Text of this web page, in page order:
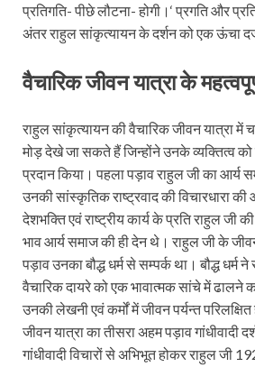
प्रतिगति- पीछे लौटना- होगी।‘ प्रगति और
अंतर राहुल सांकृत्यायन के दर्शन को एक ऊंचा
वैचारिकजीवन यात्राके
राहुल सांकृत्यायन की वैचारिकजीवन यात्रा में
मोड़ देखे जा सकते हैं जिन्होंने उनके व्यक्तित्व
प्रदान किया। पहला पड़ाव राहुल जी का आर्य
उनकी सांस्कृतिक राष्ट्रवाद की विचारधारा
देशभक्ति एवं राष्ट्रीय कार्य के प्रति राहुल जी
भाव आर्य समाज की ही देन थे। राहुल जी के
पड़ाव उनका बौद्ध धर्म से सम्पर्क था। बौद्ध धर्म
वैचारिक दायरे को एक भावात्मक सांचे में ढालने
उनकी लेखनी एवं कर्मों में जीवन पर्यन्त
जीवन यात्रा का तीसरा अहम पड़ाव गांधीवादी
गांधीवादी विचारों से अभिभूत होकर राहुल जी